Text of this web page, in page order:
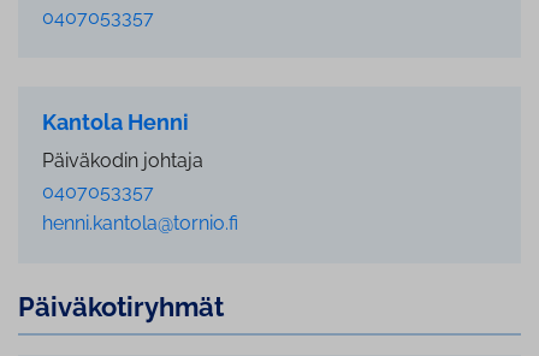
0407053357
Kantola Henni
Päiväkodin johtaja
0407053357
henni.kantola@tornio.fi
Päi­vä­ko­ti­ryh­mät